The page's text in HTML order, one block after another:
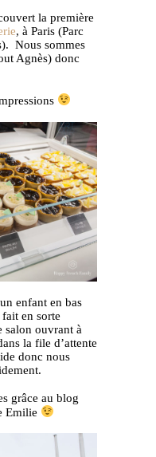
la première
, à Paris (Parc
Nous sommes
Agnès) donc
enfant en bas
en sorte
salon ouvrant à
la file d’attente
donc nous
grâce au blog
Emilie